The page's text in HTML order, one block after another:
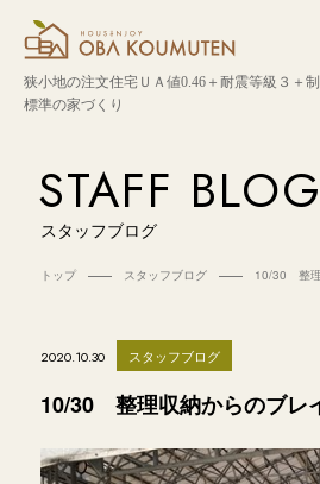
狭小地の注文住宅ＵＡ値0.46＋耐震等級３＋
標準の家づくり
STAFF BLOG
スタッフブログ
トップ スタッフブログ 10/30 整
2020.10.30 スタッフブログ
10/30 整理収納からのブ